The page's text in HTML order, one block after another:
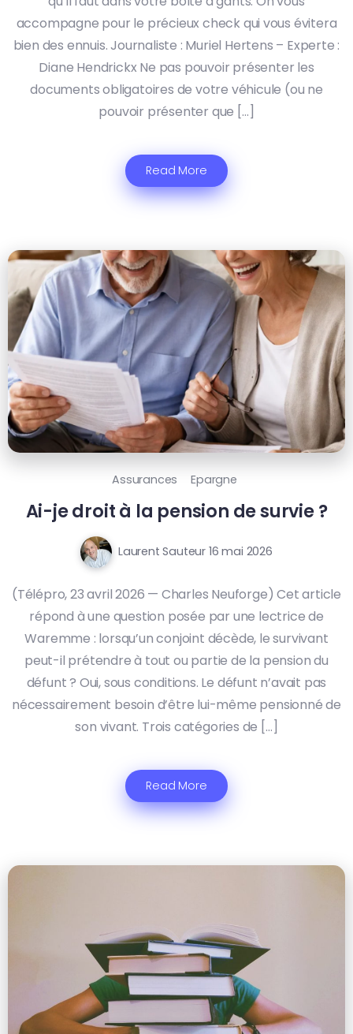
accompagne pour le précieux check qui vous évitera
bien des ennuis. Journaliste : Muriel Hertens – Experte :
Diane Hendrickx Ne pas pouvoir présenter les
documents obligatoires de votre véhicule (ou ne
pouvoir présenter que […]
Read More
Assurances Epargne
Ai-je droit à la pension de survie ?
Laurent Sauteur 16 mai 2026
(Télépro, 23 avril 2026 — Charles Neuforge) Cet article
répond à une question posée par une lectrice de
Waremme : lorsqu’un conjoint décède, le survivant
peut-il prétendre à tout ou partie de la pension du
défunt ? Oui, sous conditions. Le défunt n’avait pas
nécessairement besoin d’être lui-même pensionné de
son vivant. Trois catégories de […]
Read More